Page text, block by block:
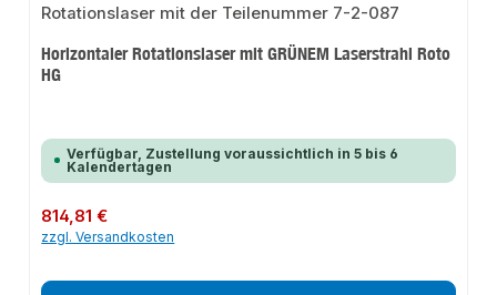
Horizontaler Rotationslaser mit GRÜNEM Laserstrahl Roto
HG
Verfügbar, Zustellung voraussichtlich in 5 bis 6
Kalendertagen
Regulärer Preis:
814,81 €
zzgl. Versandkosten